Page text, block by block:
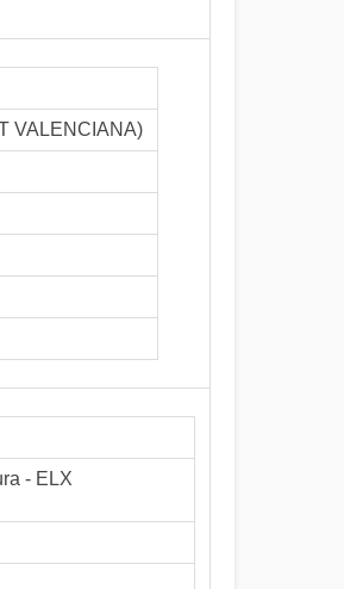
VALENCIANA)
- ELX